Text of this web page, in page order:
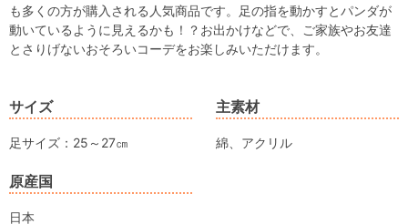
も多くの方が購入される人気商品です。足の指を動かすとパンダが
動いているように見えるかも！？お出かけなどで、ご家族やお友達
とさりげないおそろいコーデをお楽しみいただけます。
サイズ
足サイズ：25～27㎝
主素材
綿、アクリル
原産国
日本